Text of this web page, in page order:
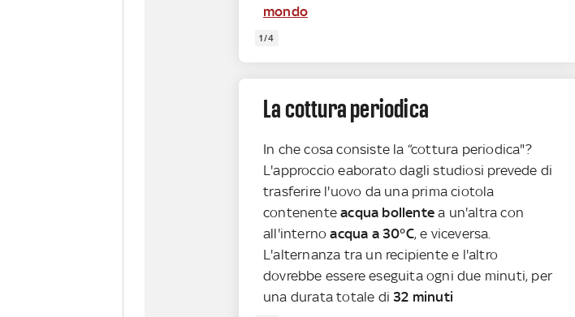
mondo
1/4
La cottura periodica
In che cosa consiste la “cottura periodica"?
L'approccio eaborato dagli studiosi prevede di
trasferire l'uovo da una prima ciotola
contenenteacqua bollente a un'altra con
all'internoacqua a 30°C, e viceversa.
L'alternanza tra un recipiente e l'altro
dovrebbe essere eseguita ogni due minuti, per
una durata totale di32 minuti